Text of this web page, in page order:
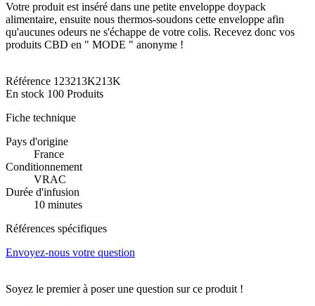
Votre produit est inséré dans une petite enveloppe doypack
alimentaire, ensuite nous thermos-soudons cette enveloppe afin
qu'aucunes odeurs ne s'échappe de votre colis. Recevez donc vos
produits CBD en " MODE " anonyme !
Référence 123213K213K
En stock 100 Produits
Fiche technique
Pays d'origine
France
Conditionnement
VRAC
Durée d'infusion
10 minutes
Références spécifiques
Envoyez-nous votre question
Soyez le premier à poser une question sur ce produit !